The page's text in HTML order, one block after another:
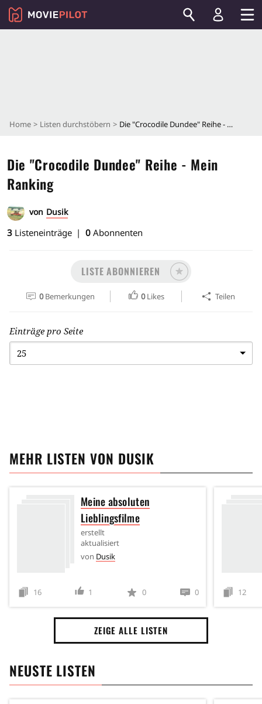
Home Listen durchstöbern Die "Crocodile Dundee" Reihe - Mein Ranking
Die "Crocodile Dundee" Reihe - Mein
Ranking
von Dusik
3 Listeneinträge 0 Abonnenten
LISTE ABONNIEREN
0 Bemerkungen 0 Likes Teilen
Einträge pro Seite
MEHR LISTEN VON DUSIK
Meine absoluten
Lieblingsfilme
erstellt
aktualisiert
von Dusik
16 1 0 0 12
ZEIGE ALLE LISTEN
NEUSTE LISTEN